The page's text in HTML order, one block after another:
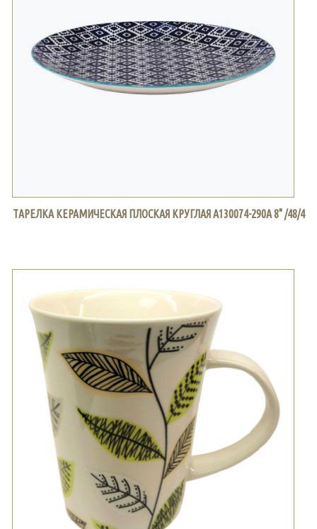
ТАРЕЛКА КЕРАМИЧЕСКАЯ ПЛОСКАЯ КРУГЛАЯ A130074-290A 8" /48/4